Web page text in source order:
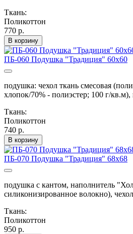
Ткань:
Поликоттон
770 р.
В корзину
ПБ-060 Подушка "Традиция" 60х60
подушка: чехол ткань смесовая
хлопок/70% - полиэстер; 100 г/кв.м),
Ткань:
Поликоттон
740 р.
В корзину
ПБ-070 Подушка "Традиция" 68х68
подушка с кантом, наполнитель
силиконизированное волокно),
Ткань:
Поликоттон
950 р.